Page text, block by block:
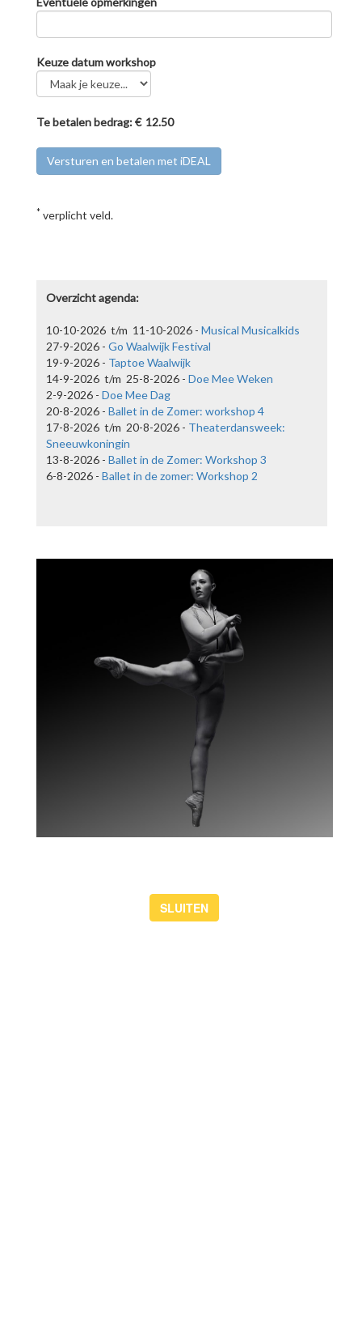
Theaterdansweek: Sneeuwkoningin
van 17-8-2026 t/m 20-8-2026
Kunstencentrum Waalwijk organiseert dit jaar aan het einde van
de zomervakantie, van 17 augustus tot en met 20 augustus, weer
de succesvolle Theaterdansweek voor kinderen van 6 t/m 14
jaar. Thema is dit jaar De Sneeuwkoningin.
Keuze datum workshop
Te betalen bedrag: €
* verplicht veld.
Overzicht agenda:
10-10-2026 t/m 11-10-2026 - Musical Musicalkids
27-9-2026 - Go Waalwijk Festival
19-9-2026 - Taptoe Waalwijk
14-9-2026 t/m 25-8-2026 - Doe Mee Weken
2-9-2026 - Doe Mee Dag
20-8-2026 - Ballet in de Zomer: workshop 4
17-8-2026 t/m 20-8-2026 - Theaterdansweek:
Sneeuwkoningin
13-8-2026 - Ballet in de Zomer: Workshop 3
6-8-2026 - Ballet in de zomer: Workshop 2
SLUITEN